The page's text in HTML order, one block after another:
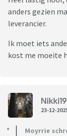
anders gezien
leverancier.
Ik moet iets
kost me moeite
23-12-
Moyrrie